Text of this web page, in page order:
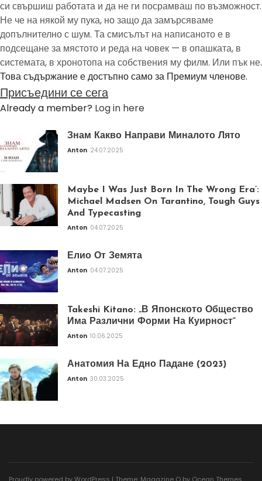
си свършиш работата и да не ги посрамваш по възможност.
Не че на някой му пука, но защо да замърсяваме
допълнително с шум. Та смисълът на написаното е в
подсещане за мястото и реда на човек — в опашката, в
системата, в хронотопа на собствения му филм. Или пък не.
Това съдържание е достъпно само за Премиум членове.
Присъедини се сега
Already a member? Log in here
Знам Какво Направи Миналото Лято
Anton 24.07.2025
Maybe I Was Just Born In The Wrong Era’:
Michael Madsen On Tarantino, Tough Guys
And Typecasting
Anton 04.07.2025
Елио От Земята
Anton 04.07.2025
Takeshi Kitano: „В Японското Общество
Има Различни Форми На Куирност“
Anton 10.06.2025
Анатомия На Едно Падане (2023)
Anton 30.03.2025
Proudly powered by WordPress | Theme: Magazine O by Ocean Themes